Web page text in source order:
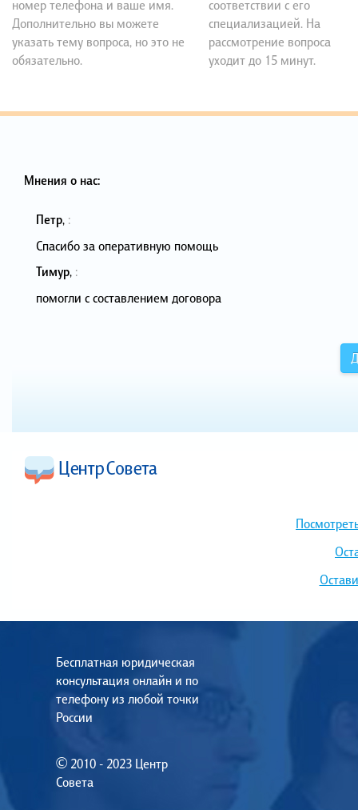
номер телефона и ваше имя.
Дополнительно вы можете
указать тему вопроса, но это не
обязательно.
соответствии с его
специализацией. На
рассмотрение вопроса
уходит до 15 минут.
Мнения о нас:
Петр, :
Спасибо за оперативную помощь
Тимур, :
помогли с составлением договора
Бесплатная юридическая
консультация онлайн и по
телефону из любой точки
России
© 2010 - 2023 Центр
Совета